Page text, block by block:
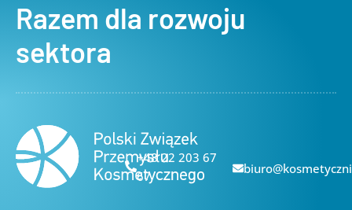
Razem dla rozwoju
sektora
+48 22 203 67
67